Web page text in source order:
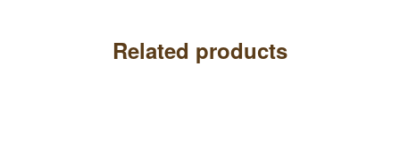
Related products